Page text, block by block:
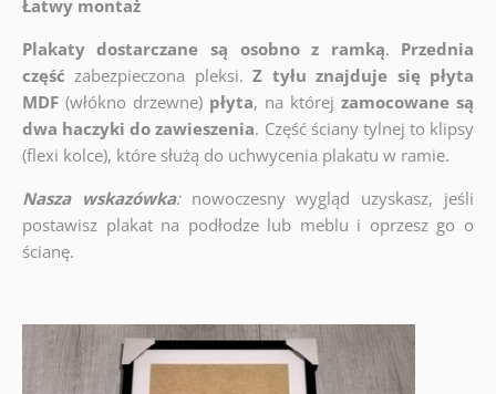
Łatwy montaż
Plakaty dostarczane są osobno z ramką. Przednia
część zabezpieczona pleksi. Z tyłu znajduje się płyta
MDF (włókno drzewne) płyta, na której zamocowane są
dwa haczyki do zawieszenia. Część ściany tylnej to klipsy
(flexi kolce), które służą do uchwycenia plakatu w ramie.
Nasza wskazówka:nowoczesny wygląd uzyskasz, jeśli
postawisz plakat na podłodze lub meblu i oprzesz go o
ścianę.